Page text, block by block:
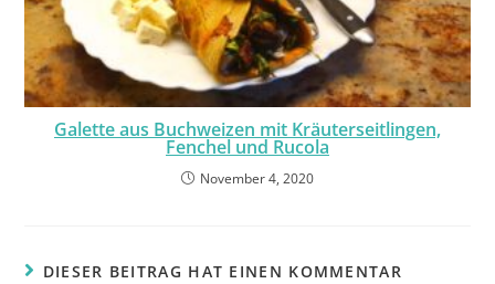
Galette aus Buchweizen mit Kräuterseitlingen,
Fenchel und Rucola
November 4, 2020
DIESER BEITRAG HAT EINEN KOMMENTAR